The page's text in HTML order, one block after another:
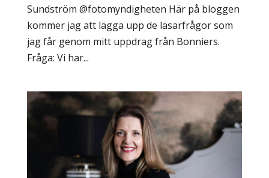
Sundström @fotomyndigheten Här på bloggen
kommer jag att lägga upp de läsarfrågor som
jag får genom mitt uppdrag från Bonniers.
Fråga: Vi har...